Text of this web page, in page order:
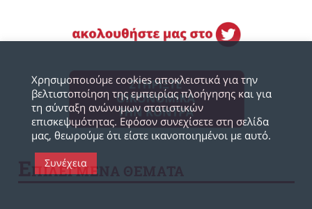
ΠΙΛΕΓΜΕΝΑ ΘΕΜΑΤΑ
Χρησιμοποιούμε cookies αποκλειστικά για την
βελτιστοποίηση της εμπειρίας πλοήγησης και για
τη σύνταξη ανώνυμων στατιστικών
επισκεψιμότητας. Εφόσον συνεχίσετε στη σελίδα
μας, θεωρούμε ότι είστε ικανοποιημένοι με αυτό.
Συνέχεια